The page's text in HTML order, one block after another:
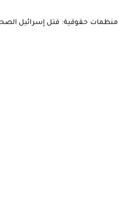
منظمات حقوقية: قتل إسرائيل